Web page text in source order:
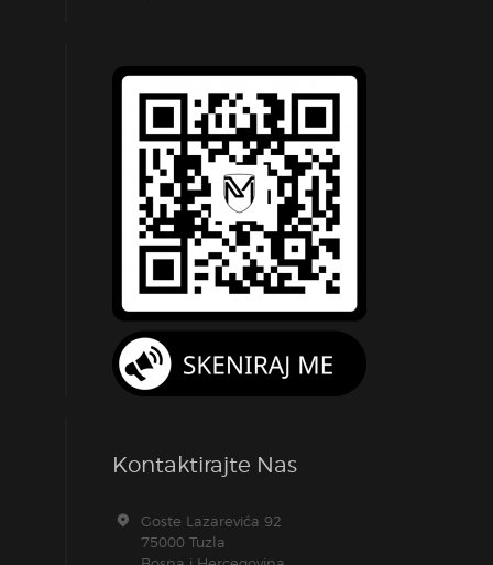
Kontaktirajte Nas
Goste Lazarevića 92
75000 Tuzla